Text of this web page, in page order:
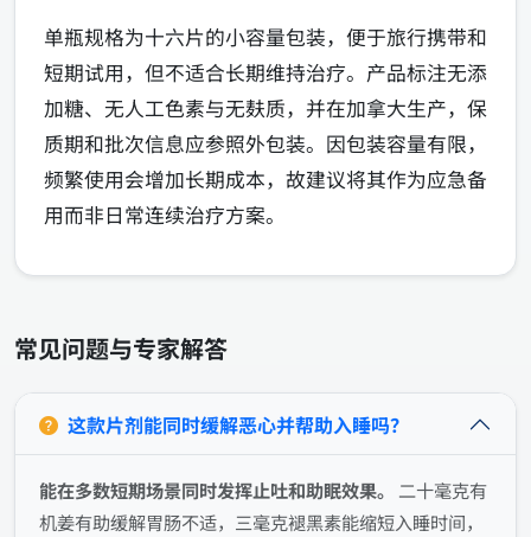
单瓶规格为十六片的小容量包装，便于旅行携带和
短期试用，但不适合长期维持治疗。产品标注无添
加糖、无人工色素与无麸质，并在加拿大生产，保
质期和批次信息应参照外包装。因包装容量有限，
频繁使用会增加长期成本，故建议将其作为应急备
用而非日常连续治疗方案。
常见问题与专家解答
这款片剂能同时缓解恶心并帮助入睡吗？
能在多数短期场景同时发挥止吐和助眠效果。 二十毫克有
机姜有助缓解胃肠不适，三毫克褪黑素能缩短入睡时间，